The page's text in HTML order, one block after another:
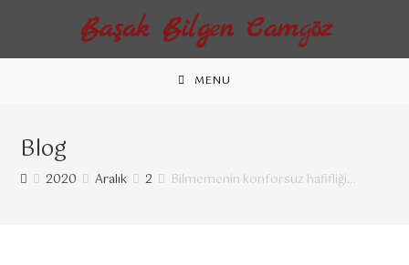
MENU
Blog
2020 Aralık 2 Bilmemenin konforsuz hafifliği…